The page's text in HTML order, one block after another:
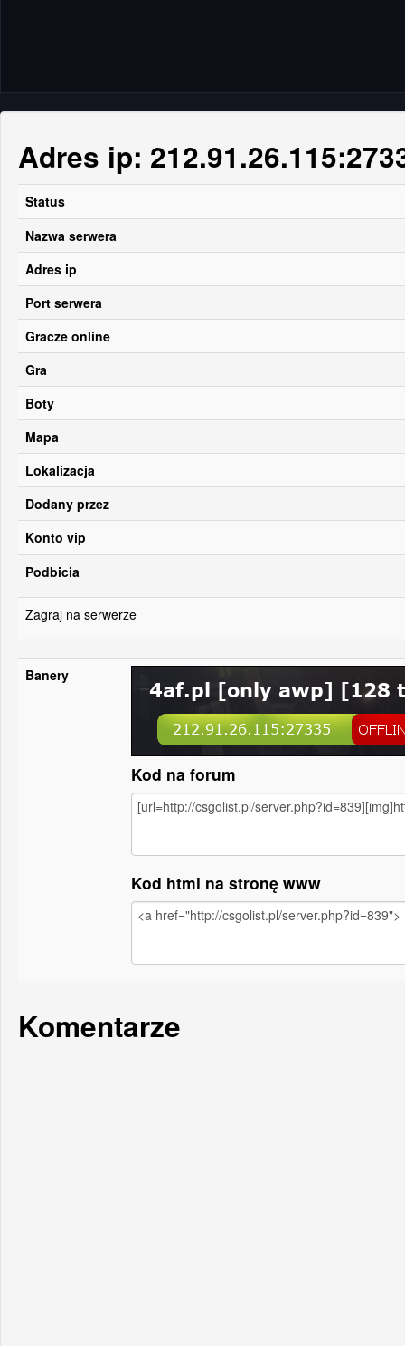
Adres ip:
Status
Nazwa serwera
Adres ip
Port serwera
Gracze online
Gra
Boty
Mapa
Lokalizacja
Dodany przez
Konto vip
Podbicia
Zagraj na serwerze
Banery
Kod na forum
Kod html na stronę www
Komentarze